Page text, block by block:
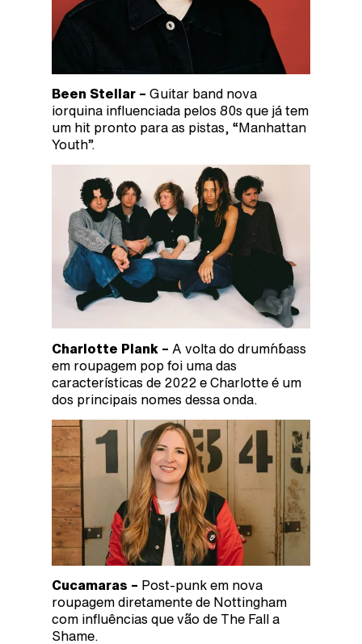
Been Stellar – Guitar band nova
iorquina influenciada pelos 80s que já tem
um hit pronto para as pistas, “Manhattan
Youth”.
Charlotte Plank – A volta do drum´n´bass
em roupagem pop foi uma das
características de 2022 e Charlotte é um
dos principais nomes dessa onda.
Cucamaras – Post-punk em nova
roupagem diretamente de Nottingham
com influências que vão de The Fall a
Shame.